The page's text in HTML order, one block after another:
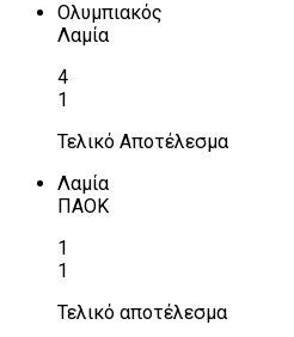
Ολυμπιακός
Λαμία
4
1
Τελικό Αποτέλεσμα
Λαμία
ΠΑΟΚ
1
1
Τελικό αποτέλεσμα